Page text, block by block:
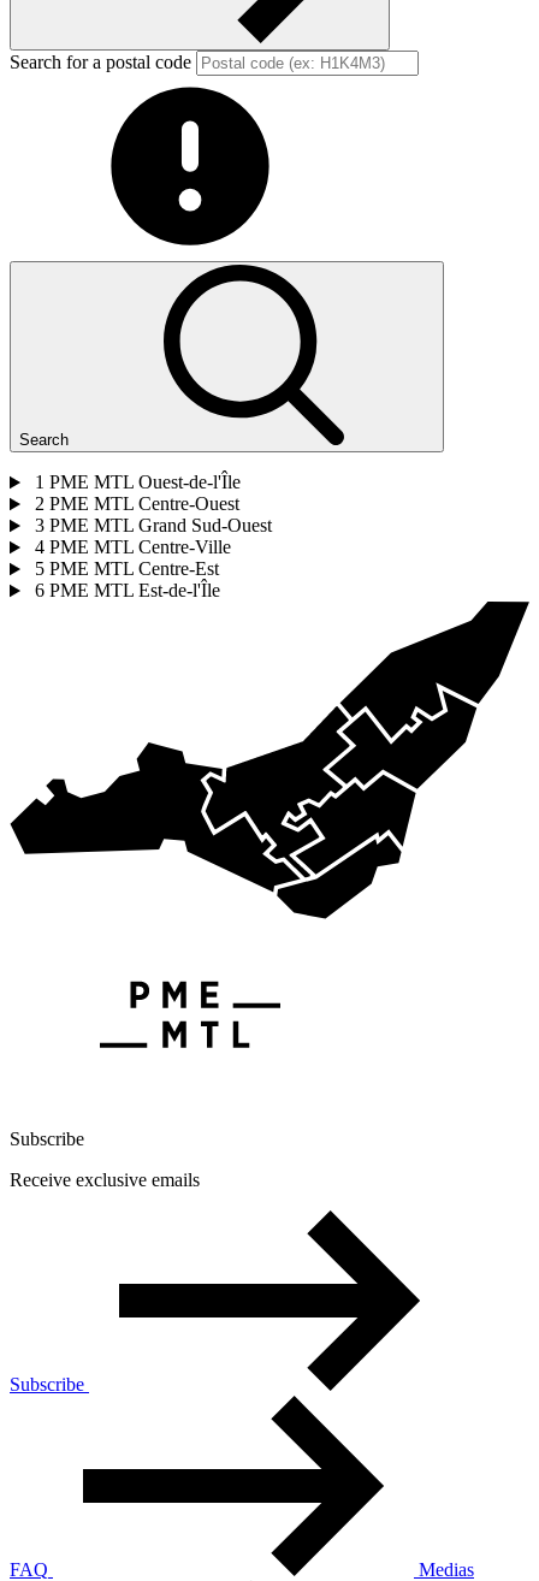
Search for a postal code
Search
1 PME MTL Ouest-de-l'Île
2 PME MTL Centre-Ouest
3 PME MTL Grand Sud-Ouest
4 PME MTL Centre-Ville
5 PME MTL Centre-Est
6 PME MTL Est-de-l'Île
Subscribe
Receive exclusive emails
Subscribe
FAQ Medias